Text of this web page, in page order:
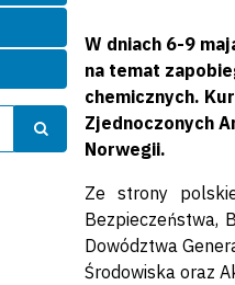
Szukaj
W dniach 6-9
na temat
chemicznych.
Zjednoczonych
Norwegii.
Ze strony
Bezpieczeństwa,
Dowództwa
Środowiska oraz